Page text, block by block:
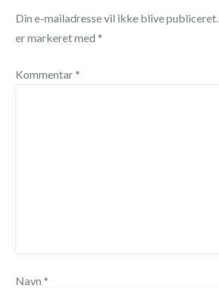
Din e-mailadresse vil ikke blive publiceret.
er markeret med*
Kommentar*
Navn*